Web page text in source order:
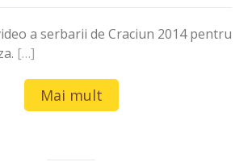
a serbarii de Craciun 2014 pentru
[…]
Mai mult